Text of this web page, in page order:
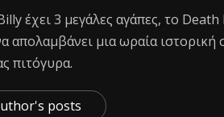
έχει 3 μεγάλες αγάπες, το Death
απολαμβάνει μια ωραία
πιτόγυρα.
posts